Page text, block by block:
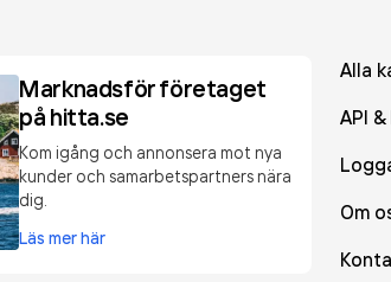
Marknadsför företaget
på hitta.se
Kom igång och annonsera mot nya
kunder och samarbetspartners nära
dig.
Läs mer här
Alla
API
Om